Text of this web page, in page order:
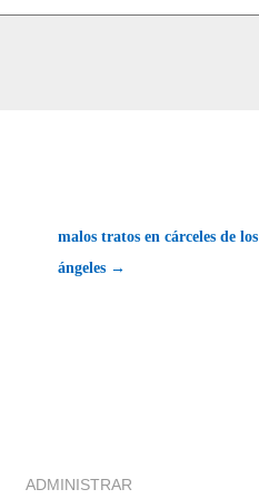
malos tratos en cárceles de los
ángeles →
ADMINISTRAR